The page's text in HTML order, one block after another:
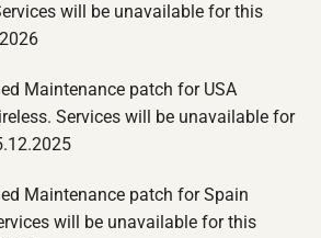
will be unavailable for this
Maintenance patch for USA
Services will be unavailable for
Maintenance patch for Spain
will be unavailable for this